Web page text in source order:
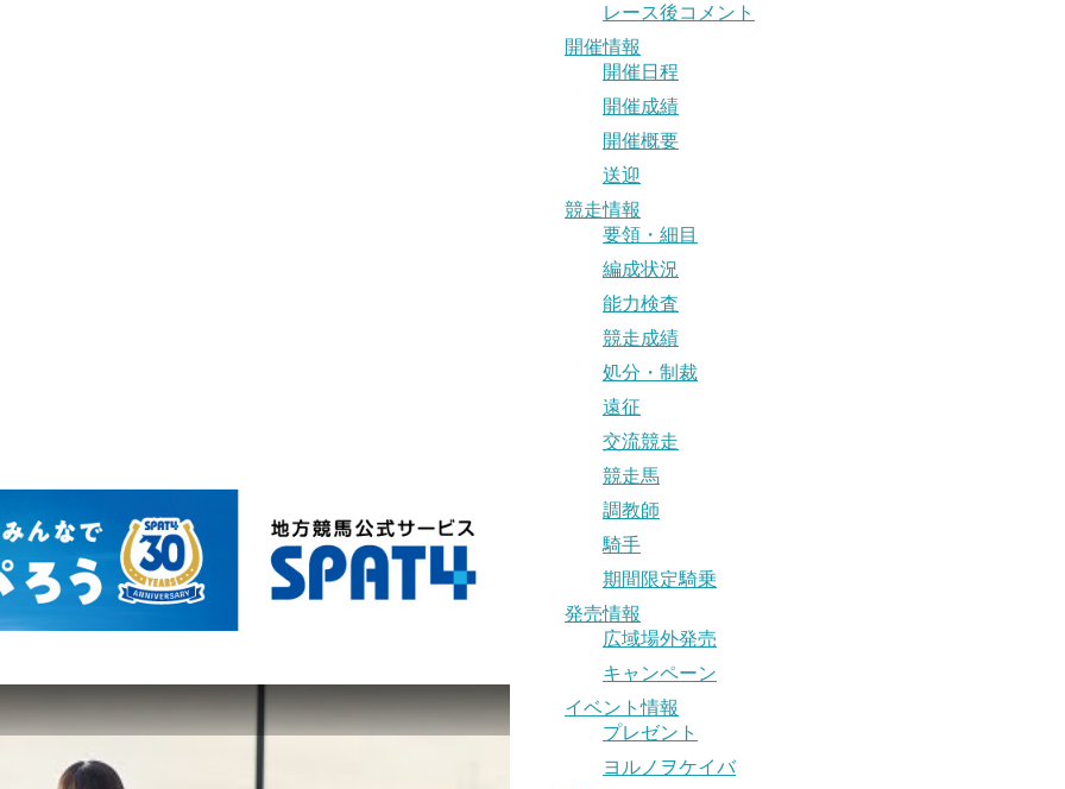
レース後コメント
開催情報
開催日程
開催成績
開催概要
送迎
競走情報
要領・細目
編成状況
能力検査
競走成績
処分・制裁
遠征
交流競走
競走馬
調教師
騎手
期間限定騎乗
発売情報
広域場外発売
キャンペーン
イベント情報
プレゼント
ヨルノヲケイバ